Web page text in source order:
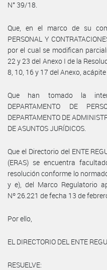
N° 39/18.
Que, en el marco de su
PERSONAL Y
por el cual se modifican
22 y 23 del Anexo I de la
8, 10, 16 y 17 del Anexo,
Que han tomado la
DEPARTAMENTO DE
DEPARTAMENTO DE
DE ASUNTOS JURÍDICOS.
Que el Directorio del ENTE
(ERAS) se encuentra
resolución conforme lo
y e), del Marco Regulatorio
Nº 26.221 de fecha 13 de
Por ello,
EL DIRECTORIO DEL ENTE
RESUELVE: